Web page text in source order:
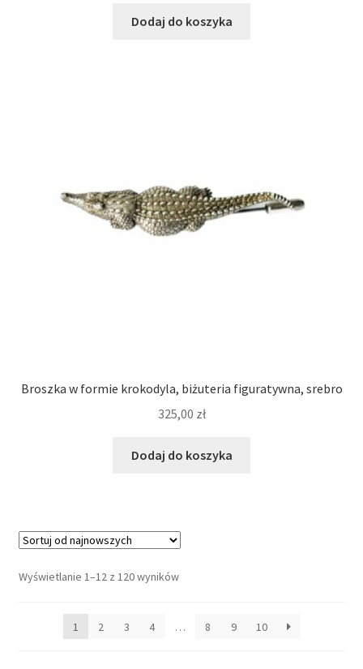
Dodaj do koszyka
Broszka w formie krokodyla, biżuteria figuratywna, srebro
325,00 zł
Dodaj do koszyka
Wyświetlanie 1–12 z 120 wynikówPosortowane
1
2 3 4 … 8 9 10